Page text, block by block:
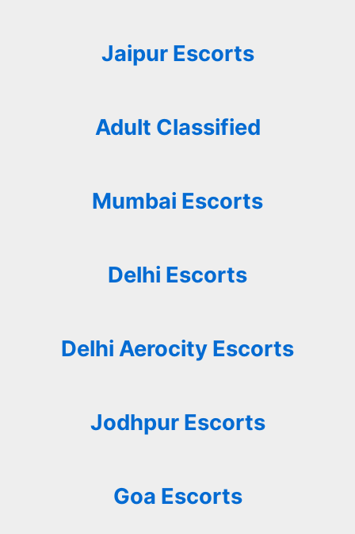
Jaipur Escorts
Adult Classified
Mumbai Escorts
Delhi Escorts
Delhi Aerocity Escorts
Jodhpur Escorts
Goa Escorts